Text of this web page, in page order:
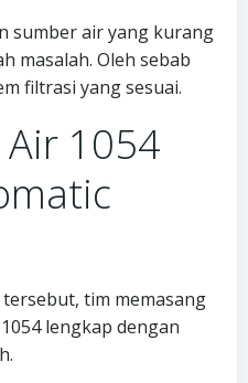
sumber air yang kurang
masalah. Oleh sebab
filtrasi yang sesuai.
1054
tim memasang
lengkap dengan